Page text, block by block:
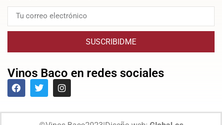
SUSCRIBIDME
Vinos Baco en redes sociales